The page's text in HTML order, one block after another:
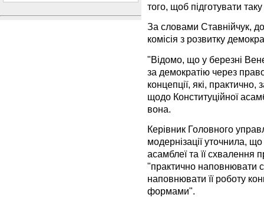
того, щоб підготувати
За словами Ставнійчук, до
комісія з розвитку
"Відомо, що у березні
за демократію через
концепції, які, практично,
щодо Конституційної
вона.
Керівник Головного
модернізації уточнила,
асамблеї та її схвалення
"практично наповнювати
наповнювати її роботу
формами".